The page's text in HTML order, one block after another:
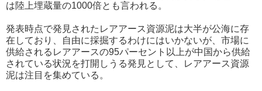
は陸上埋蔵量の1000倍とも言われる。
発表時点で発見されたレアアース資源泥は大半が公海に存
在しており、自由に採掘するわけにはいかないが、市場に
供給されるレアアースの95パーセント以上が中国から供給
されている状況を打開しうる発見として、レアアース資源
泥は注目を集めている。